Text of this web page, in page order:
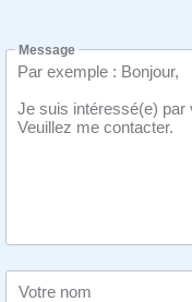
Votre nom
Message